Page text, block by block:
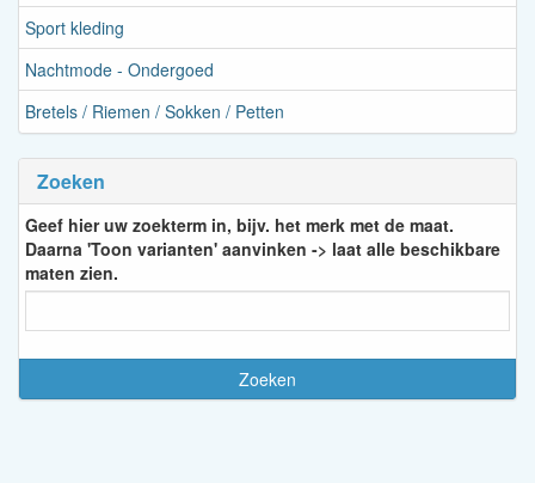
Sport kleding
Nachtmode - Ondergoed
Bretels / Riemen / Sokken / Petten
Zoeken
Geef hier uw zoekterm in, bijv. het merk met de maat.
Daarna 'Toon varianten' aanvinken -> laat alle beschikbare
maten zien.